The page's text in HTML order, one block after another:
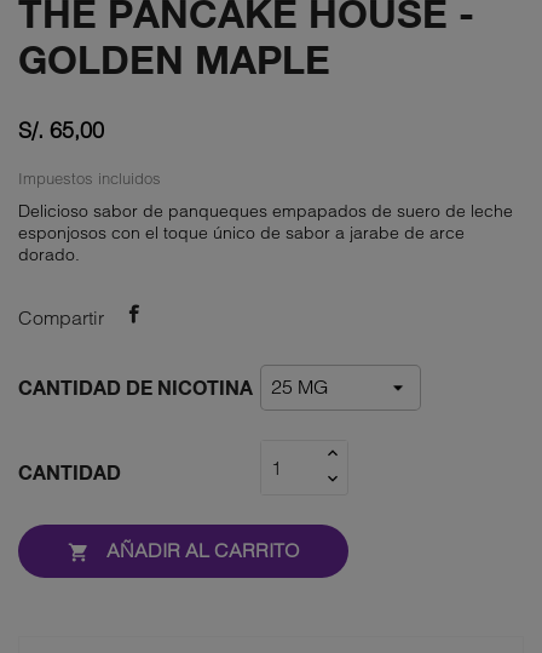
THE PANCAKE HOUSE -
GOLDEN MAPLE
S/. 65,00
Impuestos incluidos
Delicioso sabor de panqueques empapados de suero de leche
esponjosos con el toque único de sabor a jarabe de arce
dorado.
Compartir
CANTIDAD DE NICOTINA
CANTIDAD
 AÑADIR AL CARRITO